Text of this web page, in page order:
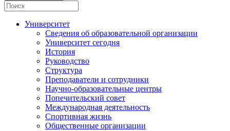
Университет
Сведения об образовательной организации
Университет сегодня
История
Руководство
Структура
Преподаватели и сотрудники
Научно-образовательные центры
Попечительский совет
Международная деятельность
Спортивная жизнь
Общественные организации